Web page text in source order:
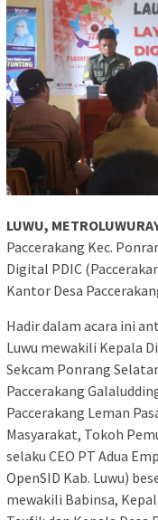
LUWU,
Paccerakang Kec.
Digital PDIC
Kantor Desa
Hadir dalam acara ini
Luwu mewakili Kepala
Sekcam Ponrang
Paccerakang
Paccerakang Leman
Masyarakat, Tokoh
selaku CEO PT Adua
OpenSID Kab. Luwu)
mewakili Babinsa,